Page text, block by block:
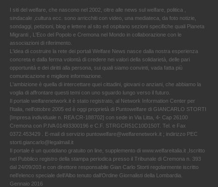
I siti del welfare, che nascono nel 2002, oltre alle news sul welfare, politica ,
sindacale ,cultura ecc. sono arricchiti con video, una mediateca, da foto notizie,
sondaggi, petizioni, blog e lettere al sito ed ospitano sezioni specifiche quali Pianeta
Migranti , L'Eco del Popolo e Cremona nel Mondo in collaborazione con le
associazioni di riferimento.
L'idea di costruire la rete dei portali Welfare News nasce dalla nostra esperienza
concreta e dalla ferma volontà di credere nei valori della solidarietà, delle pari
opportunità e dei diritti alla persona, sui quali siamo convinti, vada fatta più
comunicazione e migliore informazione.
L'ambizione è quella di intercettare quei cittadini, giovani o anziani, che abbiamo la
voglia di affrontare questi temi con uno sguardo lungo verso il futuro.
Il portale welfarenetwork.it è stato registrato, al Network Information Center per
l'Italia, nell’ottobre 2005 ed è oggi proprietà di Puntowelfare di GIANCARLO STORTI
[Impresa individuale n. REA CR-188702] con sede in Via Litta, 4- Cap 26100
Cremona con P.IVA 01493300196 e C.F. STRGCR51C10D150T. Tel. e Fax
0372.453429 . E-mail di servizio puntowelfare@welfarenetwork.it ; indirizzo PEC
storti.giancarlo@legalmail.it
Il portale è un quotidiano gratuito on line, supplemento di www.welfareitalia.it ,Iscritto
nel Pubblico registro della stampa periodica presso il Tribunale di Cremona n. 393
dal 24/09/203 e con direttore responsabile Gian Carlo Storti regolarmente iscritto
nell’elenco speciale dell’Albo tenuto dall’Ordine Giornalisti della Lombardia.
Gennaio 2016